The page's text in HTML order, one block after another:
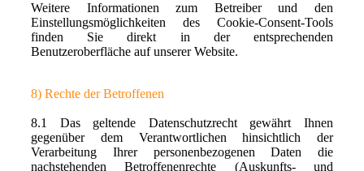
Weitere Informationen zum Betreiber und den
Einstellungsmöglichkeiten des Cookie-Consent-Tools
finden Sie direkt in der entsprechenden
Benutzeroberfläche auf unserer Website.
8) Rechte der Betroffenen
8.1 Das geltende Datenschutzrecht gewährt Ihnen
gegenüber dem Verantwortlichen hinsichtlich der
Verarbeitung Ihrer personenbezogenen Daten die
nachstehenden Betroffenenrechte (Auskunfts- und